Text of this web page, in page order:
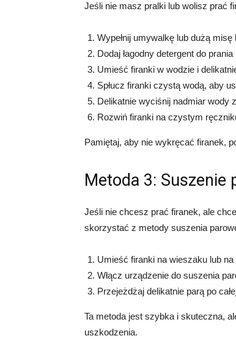
Jeśli nie masz pralki lub wolisz prać
Wypełnij umywalkę lub dużą misę
Dodaj łagodny detergent do
Umieść firanki w wodzie i
Spłucz firanki czystą wodą, aby
Delikatnie wyciśnij nadmiar wody
Rozwiń firanki na czystym
Pamiętaj, aby nie wykręcać firanek,
Metoda 3: Suszenie
Jeśli nie chcesz prać firanek, ale
skorzystać z metody suszenia
Umieść firanki na wieszaku lub
Włącz urządzenie do suszenia
Przejeżdżaj delikatnie parą po
Ta metoda jest szybka i skuteczna,
uszkodzenia.